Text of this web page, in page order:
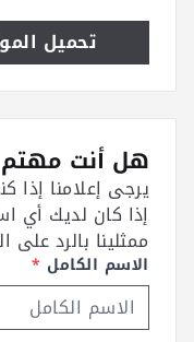
تحميل
هل أنت مهتم
يرجى إعلامنا إذا
إذا كان لديك أي
ممثلينا بالرد على
الاسم الكامل *